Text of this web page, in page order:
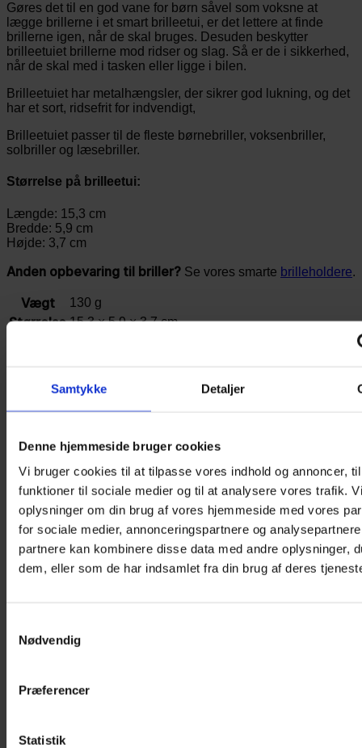
Samtykke Detaljer
Denne hjemmeside bruger cookies
Vi bruger cookies til at tilpasse vores indhold og annoncer,
funktioner til sociale medier og til at analysere vores trafik.
oplysninger om din brug af vores hjemmeside med vores
for sociale medier, annonceringspartnere og
partnere kan kombinere disse data med andre oplysninger,
dem, eller som de har indsamlet fra din brug af deres
Nødvendig
Præferencer
Statistik
Gøres det til en god vane for børn såvel som voksne at
lægge brillerne i et smart brilleetui, er det lettere at finde
brillerne igen, når de skal bruges. Desuden beskytter
brilleetuiet brillerne mod ridser og slag. Så er de i sikkerhed,
når de skal med i tasken eller ligge i bilen.
Brilleetuiet har metalhængsler, der sikrer god lukning, og det
har et sort, ridsefrit for indvendigt,
Brilleetuiet passer til de fleste børnebriller, voksenbriller,
solbriller og læsebriller.
Størrelse på brilleetui:
Længde: 15,3 cm
Bredde: 5,9 cm
Højde: 3,7 cm
Anden opbevaring til briller? Se vores smarte brilleholdere.
Vægt 130 g
Størrelse 15,3 × 5,9 × 3,7 cm